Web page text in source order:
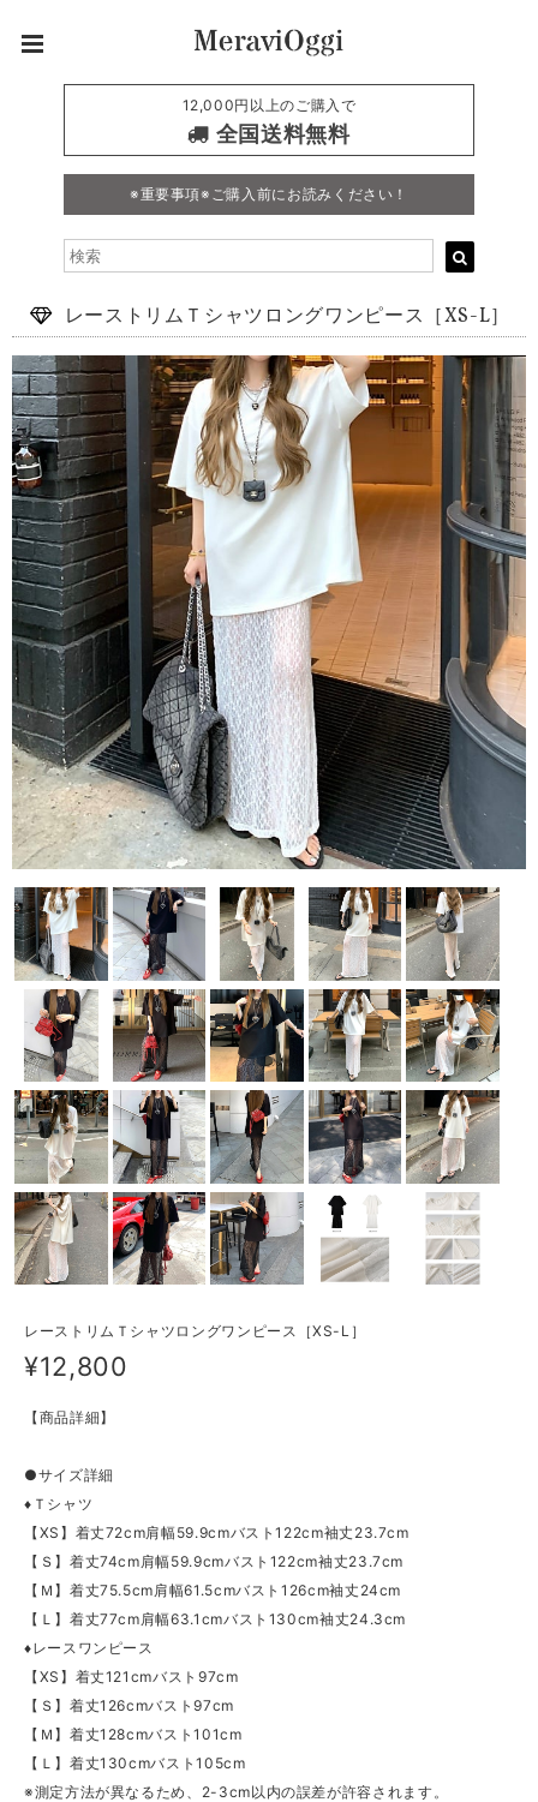
12,000円以上のご購入で
全国送料無料
※重要事項※ご購入前にお読みください！
レーストリムＴシャツロングワンピース［XS-L］
レーストリムＴシャツロングワンピース［XS-L］
¥12,800
【商品詳細】
●サイズ詳細
♦Ｔシャツ
【XS】着丈72cm肩幅59.9cmバスト122cm袖丈23.7cm
【Ｓ】着丈74cm肩幅59.9cmバスト122cm袖丈23.7cm
【Ｍ】着丈75.5cm肩幅61.5cmバスト126cm袖丈24cm
【Ｌ】着丈77cm肩幅63.1cmバスト130cm袖丈24.3cm
♦レースワンピース
【XS】着丈121cmバスト97cm
【Ｓ】着丈126cmバスト97cm
【Ｍ】着丈128cmバスト101cm
【Ｌ】着丈130cmバスト105cm
※測定方法が異なるため、2-3cm以内の誤差が許容されます。